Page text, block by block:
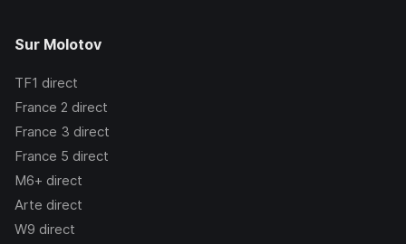
Sur Molotov
TF1 direct
France 2 direct
France 3 direct
France 5 direct
M6+ direct
Arte direct
W9 direct